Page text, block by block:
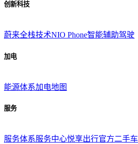
创新科技
蔚来全栈技术NIO Phone智能辅助驾驶
加电
能源体系加电地图
服务
服务体系服务中心悦享出行官方二手车